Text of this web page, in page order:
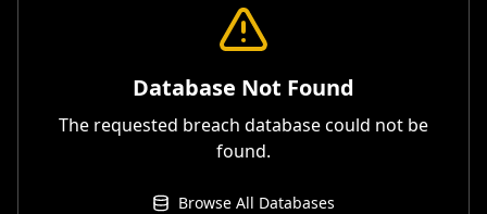
Database Not Found
The requested breach database could not be
found.
Browse All Databases